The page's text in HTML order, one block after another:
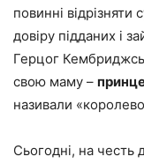
повинні
довіру підданих і
Герцог
свою маму –
називали
Сьогодні, на честь